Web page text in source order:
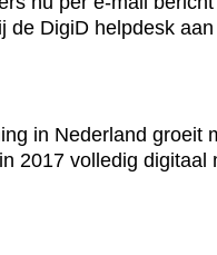
DigiD helpdesk aan
in Nederland groeit
2017 volledig digitaal